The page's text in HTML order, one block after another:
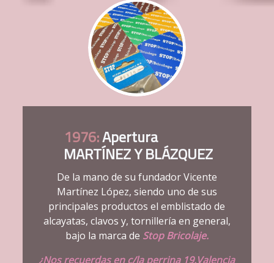
1976:Apertura
MARTÍNEZ Y BLÁZQUEZ
De la mano de su fundador Vicente
Martínez López, siendo uno de sus